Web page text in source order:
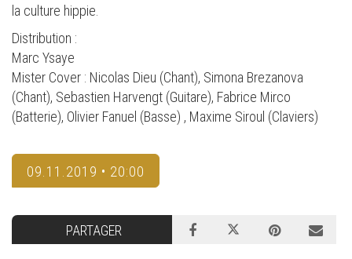
la culture hippie.
Distribution :
Marc Ysaye
Mister Cover : Nicolas Dieu (Chant), Simona Brezanova
(Chant), Sebastien Harvengt (Guitare), Fabrice Mirco
(Batterie), Olivier Fanuel (Basse) , Maxime Siroul (Claviers)
09.11.2019 • 20:00
PARTAGER